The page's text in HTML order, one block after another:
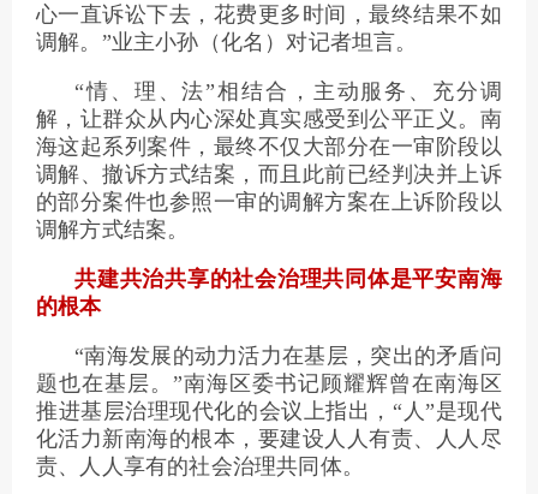
心一直诉讼下去，花费更多时间，最终结果不如
调解。”业主小孙（化名）对记者坦言。
“情、理、法”相结合，主动服务、充分调
解，让群众从内心深处真实感受到公平正义。南
海这起系列案件，最终不仅大部分在一审阶段以
调解、撤诉方式结案，而且此前已经判决并上诉
的部分案件也参照一审的调解方案在上诉阶段以
调解方式结案。
共建共治共享的社会治理共同体是平安南海
的根本
“南海发展的动力活力在基层，突出的矛盾问
题也在基层。”南海区委书记顾耀辉曾在南海区
推进基层治理现代化的会议上指出，“人”是现代
化活力新南海的根本，要建设人人有责、人人尽
责、人人享有的社会治理共同体。